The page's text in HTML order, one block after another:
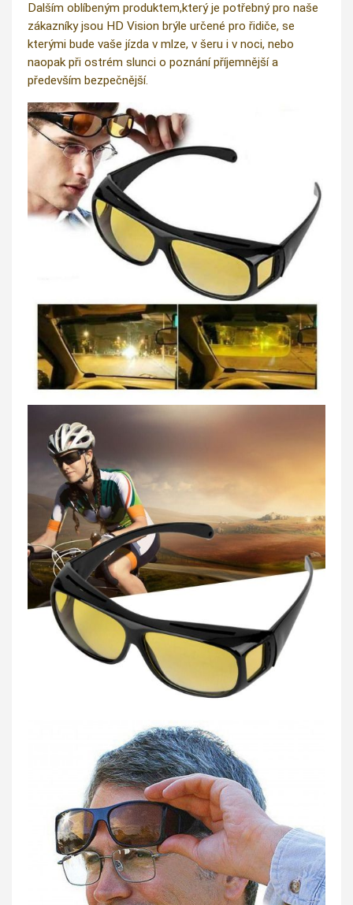
Dalším oblíbeným produktem,který je potřebný pro naše
zákazníky jsou HD Vision brýle určené pro řidiče, se
kterými bude vaše jízda v mlze, v šeru i v noci, nebo
naopak při ostrém slunci o poznání příjemnější a
především bezpečnější.